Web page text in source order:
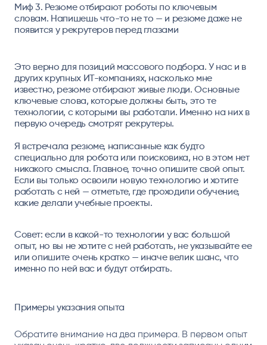
Миф 3. Резюме отбирают роботы по ключевым
словам. Напишешь что-то не то — и резюме даже не
появится у рекрутеров перед глазами
Это верно для позиций массового подбора. У нас и в
других крупных ИТ-компаниях, насколько мне
известно, резюме отбирают живые люди. Основные
ключевые слова, которые должны быть, это те
технологии, с которыми вы работали. Именно на них в
первую очередь смотрят рекрутеры.
Я встречала резюме, написанные как будто
специально для робота или поисковика, но в этом нет
никакого смысла. Главное, точно опишите свой опыт.
Если вы только освоили новую технологию и хотите
работать с ней — отметьте, где проходили обучение,
какие делали учебные проекты.
Совет: если в какой-то технологии у вас большой
опыт, но вы не хотите с ней работать, не указывайте ее
или опишите очень кратко — иначе велик шанс, что
именно по ней вас и будут отбирать.
Примеры указания опыта
Обратите внимание на два примера. В первом опыт